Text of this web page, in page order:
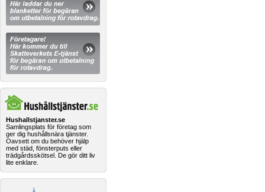
Hushallstjanster.se
Samlingsplats för företag som
ger dig hushållsnära tjänster.
Oavsett om du behöver hjälp
med städ, fönsterputs eller
trädgårdsskötsel. De gör ditt liv
lite enklare.